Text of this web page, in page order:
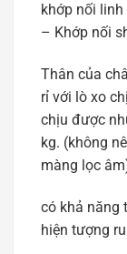
khớp nối linh
– Khớp nối
Thân của
rỉ với lò xo
chịu được
kg. (không
màng lọc
có khả năng
hiện tượng